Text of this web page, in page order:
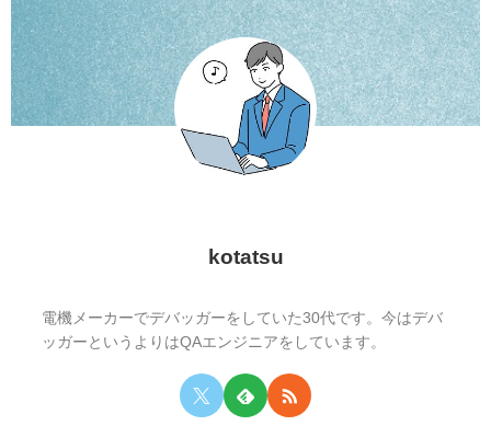
kotatsu
電機メーカーでデバッガーをしていた30代です。今はデバ
ッガーというよりはQAエンジニアをしています。